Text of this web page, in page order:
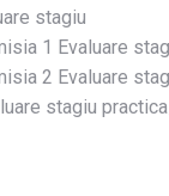
stagiu
1 Evaluare
2 Evaluare
stagiu